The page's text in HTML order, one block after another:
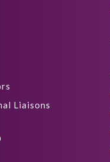
Liaisons